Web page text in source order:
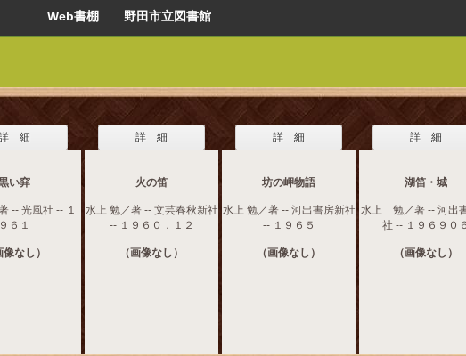
Web書棚 野田市立図書館
細
い穽
-- 光風社 -- １
９６１
像なし）
詳 細
火の笛
水上 勉／著 -- 文芸春秋新社
-- １９６０．１２
（画像なし）
詳 細
坊の岬物語
水上 勉／著 -- 河出書房新社
-- １９６５
（画像なし）
詳 細
湖笛・城
水上 勉／著 -- 河出
社 -- １９６９０６
（画像なし）